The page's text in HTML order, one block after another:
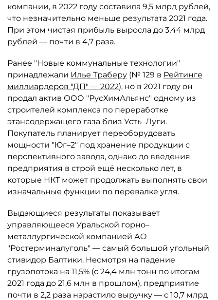
компании, в 2022 году составила 9,5 млрд рублей,
что незначительно меньше результата 2021 года.
При этом чистая прибыль выросла до 3,44 млрд
рублей — почти в 4,7 раза.
Ранее "Новые коммунальные технологии"
принадлежали Илье Траберу (№ 129 в Рейтинге
миллиардеров "ДП" — 2022), но в 2021 году он
продал актив ООО "РусХимАльянс" одному из
строителей комплекса по переработке
этансодержащего газа близ Усть–Луги.
Покупатель планирует переоборудовать
мощности "Юг–2" под хранение продукции с
перспективного завода, однако до введения
предприятия в строй ещё несколько лет, в
которые НКТ может продолжать выполнять свои
изначальные функции по перевалке угля.
Выдающиеся результаты показывает
управляющееся Уральской горно–
металлургической компанией АО
"Ростерминалуголь" — самый большой угольный
стивидор Балтики. Несмотря на падение
грузопотока на 11,5% (с 24,4 млн тонн по итогам
2021 года до 21,6 млн в прошлом), предприятие
почти в 2,2 раза нарастило выручку — с 10,7 млрд